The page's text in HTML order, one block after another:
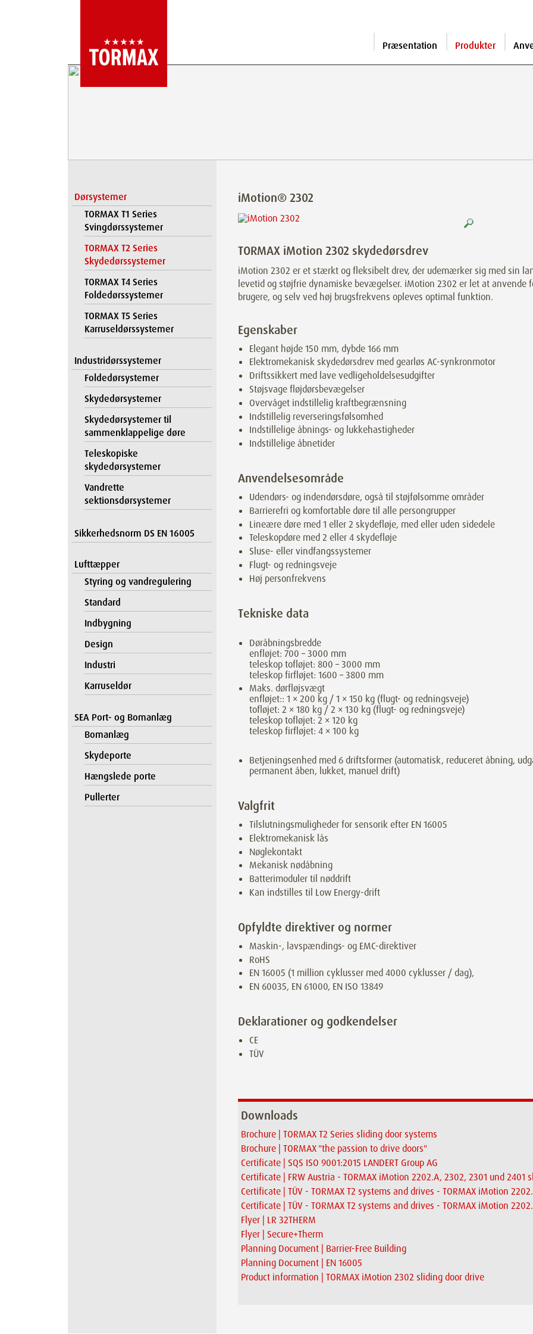
Præsentation Produkter
Dørsystemer
TORMAX T1 Series
Svingdørssystemer
TORMAX T2 Series
Skydedørssystemer
TORMAX T4 Series
Foldedørssystemer
TORMAX T5 Series
Karruseldørssystemer
Industridørssystemer
Foldedørsystemer
Skydedørsystemer
Skydedørsystemer til
sammenklappelige døre
Teleskopiske
skydedørsystemer
Vandrette
sektionsdørsystemer
Sikkerhedsnorm DS EN 16005
Lufttæpper
Styring og vandregulering
Standard
Indbygning
Design
Industri
Karruseldør
SEA Port- og Bomanlæg
Bomanlæg
Skydeporte
Hængslede porte
Pullerter
iMotion® 2302
TORMAX iMotion 2302 skydedørsdrev
iMotion 2302 er et stærkt og fleksibelt drev, der udemærker sig med sin
levetid og støjfrie dynamiske bevægelser. iMotion 2302 er let at anvende
brugere, og selv ved høj brugsfrekvens opleves optimal funktion.
Egenskaber
Elegant højde 150 mm, dybde 166 mm
Elektromekanisk skydedørsdrev med gearløs AC-synkronmotor
Driftssikkert med lave vedligeholdelsesudgifter
Støjsvage fløjdørsbevægelser
Overvåget indstillelig kraftbegrænsning
Indstillelig reverseringsfølsomhed
Indstillelige åbnings- og lukkehastigheder
Indstillelige åbnetider
Anvendelsesområde
Udendørs- og indendørsdøre, også til støjfølsomme områder
Barrierefri og komfortable døre til alle persongrupper
Lineære døre med 1 eller 2 skydefløje, med eller uden sidedele
Teleskopdøre med 2 eller 4 skydefløje
Sluse- eller vindfangssystemer
Flugt- og redningsveje
Høj personfrekvens
Tekniske data
Døråbningsbredde
enfløjet: 700 – 3000 mm
teleskop tofløjet: 800 – 3000 mm
teleskop firfløjet: 1600 – 3800 mm
Maks. dørfløjsvægt
enfløjet:: 1 × 200 kg / 1 × 150 kg (flugt- og redningsveje)
tofløjet: 2 × 180 kg / 2 × 130 kg (flugt- og redningsveje)
teleskop tofløjet: 2 × 120 kg
teleskop firfløjet: 4 × 100 kg
Betjeningsenhed med 6 driftsformer (automatisk, reduceret åbning,
permanent åben, lukket, manuel drift)
Valgfrit
Tilslutningsmuligheder for sensorik efter EN 16005
Elektromekanisk lås
Nøglekontakt
Mekanisk nødåbning
Batterimoduler til nøddrift
Kan indstilles til Low Energy-drift
Opfyldte direktiver og normer
Maskin-, lavspændings- og EMC-direktiver
RoHS
EN 16005 (1 million cyklusser med 4000 cyklusser / dag),
EN 60035, EN 61000, EN ISO 13849
Deklarationer og godkendelser
CE
TÜV
Downloads
Brochure | TORMAX T2 Series sliding door systems
Brochure | TORMAX "the passion to drive doors"
Certificate | SQS ISO 9001:2015 LANDERT Group AG
Certificate | FRW Austria - TORMAX iMotion 2202.A, 2302, 2301 und 2401
Certificate | TÜV - TORMAX T2 systems and drives - TORMAX iMotion
Certificate | TÜV - TORMAX T2 systems and drives - TORMAX iMotion
Flyer | LR 32THERM
Flyer | Secure+Therm
Planning Document | Barrier-Free Building
Planning Document | EN 16005
Product information | TORMAX iMotion 2302 sliding door drive